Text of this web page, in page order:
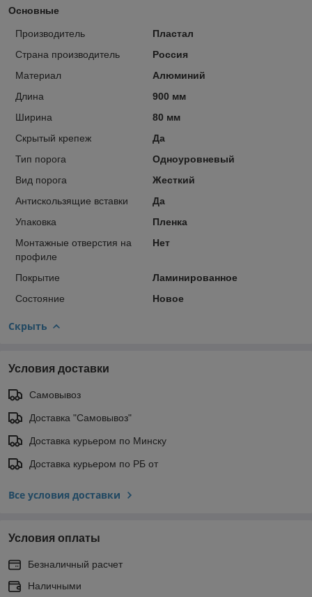
Основные
Производитель
Пластал
Страна производитель
Россия
Материал
Алюминий
Длина
900 мм
Ширина
80 мм
Скрытый крепеж
Да
Тип порога
Одноуровневый
Вид порога
Жесткий
Антискользящие вставки
Да
Упаковка
Пленка
Монтажные отверстия на
профиле
Нет
Покрытие
Ламинированное
Состояние
Новое
Скрыть
Условия доставки
Самовывоз
Доставка "Самовывоз"
Доставка курьером по Минску
Доставка курьером по РБ от
Все условия доставки
Условия оплаты
Безналичный расчет
Наличными